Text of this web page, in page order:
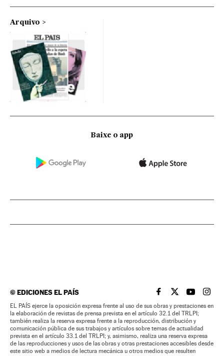
Arquivo
Baixe o app
©EDICIONES EL PAÍS EL PAÍS BRASIL EN
EL PAÍSEL PAÍS
EL
EL PAÍS ejerce la oposición expresa frente al uso de sus obras y prestaciones en
la elaboración de revistas de prensa prevista en el artículo 32.1 del TRLPI;
también realiza la reserva expresa frente a la reproducción, distribución y
comunicación pública de sus trabajos y artículos sobre temas de actualidad
prevista en el artículo 33.1 del TRLPI; y, asimismo, realiza una reserva expresa
de las reproducciones y usos de las obras y otras prestaciones accesibles desde
este sitio web a medios de lectura mecánica u otros medios que resulten